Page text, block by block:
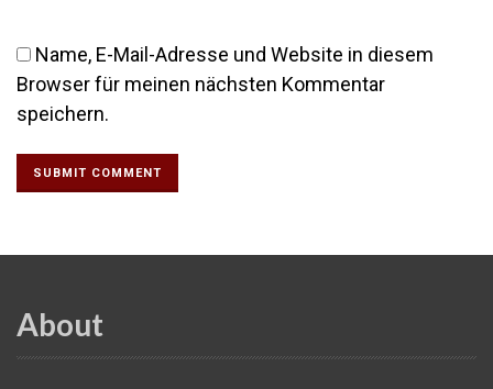
Name, E-Mail-Adresse und Website in diesem
Browser für meinen nächsten Kommentar
speichern.
About